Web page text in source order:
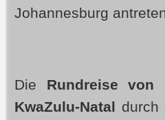
Johannesburg
Die Rundreise von
KwaZulu-Natal